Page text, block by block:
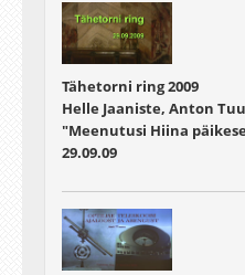
Tähetorni ring 2009
Helle Jaaniste, Anton
"Meenutusi Hiina
29.09.09